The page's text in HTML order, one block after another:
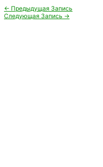
Навигация
по
← Предыдущая Запись
Следующая Запись →